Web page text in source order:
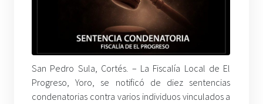
San Pedro Sula, Cortés. – La Fiscalía Local de El
Progreso, Yoro, se notificó de diez sentencias
condenatorias contra varios individuos vinculados a